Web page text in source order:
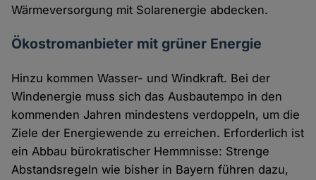
Wärmeversorgung mit Solarenergie abdecken.
Ökostromanbieter mit grüner Energie
Hinzu kommen Wasser- und Windkraft. Bei der
Windenergie muss sich das Ausbautempo in den
kommenden Jahren mindestens verdoppeln, um die
Ziele der Energiewende zu erreichen. Erforderlich ist
ein Abbau bürokratischer Hemmnisse: Strenge
Abstandsregeln wie bisher in Bayern führen dazu,